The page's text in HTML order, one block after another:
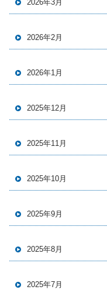
2026年3月
2026年2月
2026年1月
2025年12月
2025年11月
2025年10月
2025年9月
2025年8月
2025年7月